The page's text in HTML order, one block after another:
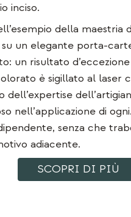
inciso.
della maestria
un elegante
un risultato
è sigillato al laser
dell’expertise
nell’applicazione di
senza che
adiacente.
SCOPRI DI PIÙ